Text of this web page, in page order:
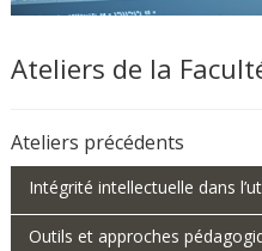
Ateliers de la
Ateliers précédents
Intégrité intellectuelle dans
Outils et approches